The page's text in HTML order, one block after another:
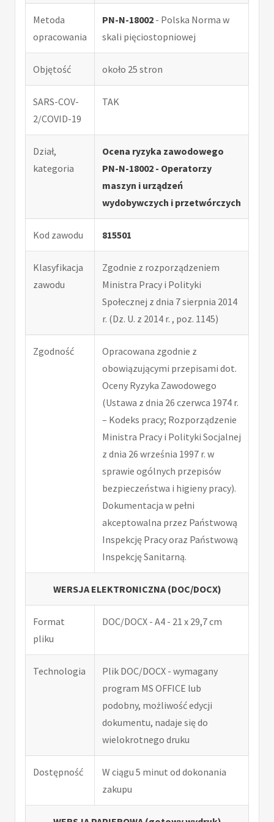
Metoda
opracowania
PN-N-18002 - Polska Norma w
skali pięciostopniowej
Objętość około 25 stron
SARS-COV-
2/COVID-19
TAK
Dział,
kategoria
Ocena ryzyka zawodowego
PN-N-18002 - Operatorzy
maszyn i urządzeń
wydobywczych i przetwórczych
Kod zawodu 815501
Klasyfikacja
zawodu
Zgodnie z rozporządzeniem
Ministra Pracy i Polityki
Społecznej z dnia 7 sierpnia 2014
r. (Dz. U. z 2014 r. , poz. 1145)
Zgodność
Opracowana zgodnie z
obowiązującymi przepisami dot.
Oceny Ryzyka Zawodowego
(Ustawa z dnia 26 czerwca 1974 r.
– Kodeks pracy; Rozporządzenie
Ministra Pracy i Polityki Socjalnej
z dnia 26 września 1997 r. w
sprawie ogólnych przepisów
bezpieczeństwa i higieny pracy).
Dokumentacja w pełni
akceptowalna przez Państwową
Inspekcję Pracy oraz Państwową
Inspekcję Sanitarną.
WERSJA ELEKTRONICZNA (DOC/DOCX)
Format
pliku
DOC/DOCX - A4 - 21 x 29,7 cm
Technologia
Plik DOC/DOCX - wymagany
program MS OFFICE lub
podobny, możliwość edycji
dokumentu, nadaje się do
wielokrotnego druku
Dostępność
W ciągu 5 minut od dokonania
zakupu